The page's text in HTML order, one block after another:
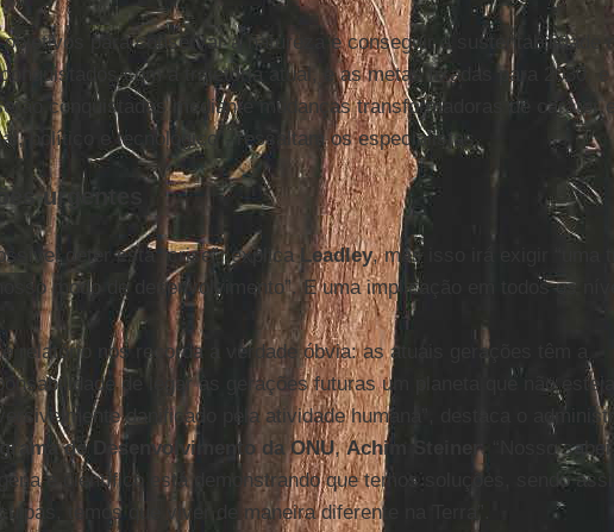
objetivos para conservar a natureza e conseguir a sustentabilidade
com a trajetória atual, e as metas fixadas para 2030, e
conquistadas mediante mudanças transformadoras de caráter
político e tecnológico”, ressaltam os especialistas.
urgentes
deter esta “crise”, explica Leadley, mas isso irá exigir “uma
modo de desenvolvimento”. E uma implicação em todos os
relatório nos recorda a verdade óbvia: as atuais gerações têm a
de legar às gerações futuras um planeta que não esteja
danificado pela atividade humana”, destaca o
de Desenvolvimento da ONU,Achim Steiner. “Nosso
e científico está demonstrando que temos soluções, sendo
temos que viver de maneira diferente na Terra”.